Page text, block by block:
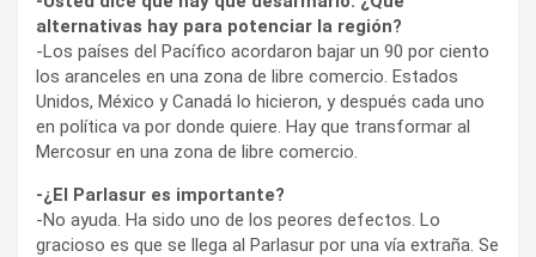
alternativas hay para potenciar la región?
-Los países del Pacífico acordaron bajar un 90 por ciento
los aranceles en una zona de libre comercio. Estados
Unidos, México y Canadá lo hicieron, y después cada uno
en política va por donde quiere. Hay que transformar al
Mercosur en una zona de libre comercio.
-¿El Parlasur es importante?
-No ayuda. Ha sido uno de los peores defectos. Lo
gracioso es que se llega al Parlasur por una vía extraña. Se